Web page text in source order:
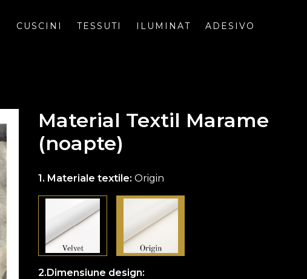
CUSCINI TESSUTI ILUMINAT ADESIVO
Material Textil Marame
(noapte)
Materiale textile:Origin
Dimensiune design: